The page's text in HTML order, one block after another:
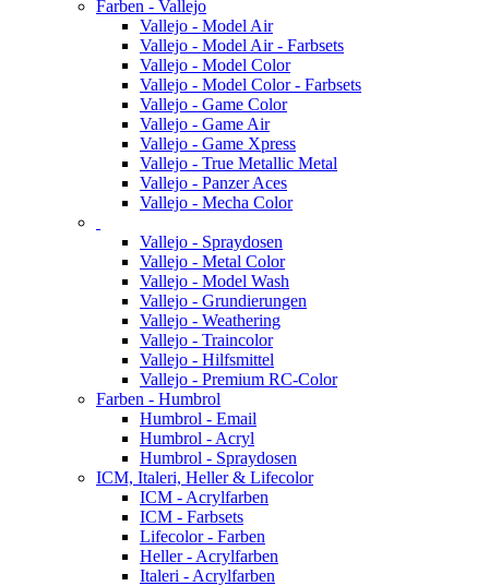
Farben - Vallejo
Vallejo - Model Air
Vallejo - Model Air - Farbsets
Vallejo - Model Color
Vallejo - Model Color - Farbsets
Vallejo - Game Color
Vallejo - Game Air
Vallejo - Game Xpress
Vallejo - True Metallic Metal
Vallejo - Panzer Aces
Vallejo - Mecha Color
Vallejo - Spraydosen
Vallejo - Metal Color
Vallejo - Model Wash
Vallejo - Grundierungen
Vallejo - Weathering
Vallejo - Traincolor
Vallejo - Hilfsmittel
Vallejo - Premium RC-Color
Farben - Humbrol
Humbrol - Email
Humbrol - Acryl
Humbrol - Spraydosen
ICM, Italeri, Heller & Lifecolor
ICM - Acrylfarben
ICM - Farbsets
Lifecolor - Farben
Heller - Acrylfarben
Italeri - Acrylfarben